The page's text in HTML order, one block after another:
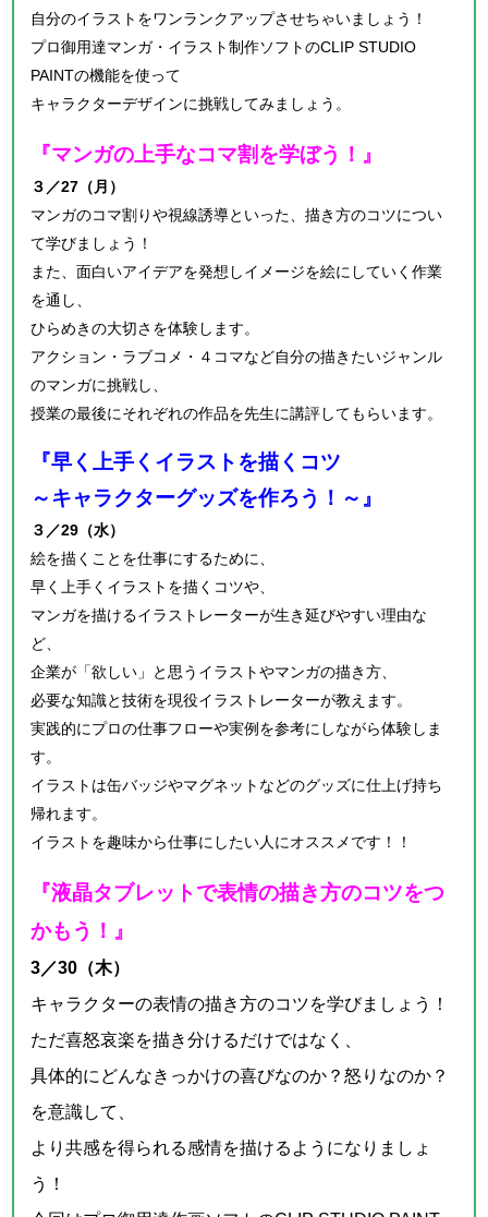
自分のイラストをワンランクアップさせちゃいましょう！
プロ御用達マンガ・イラスト制作ソフトのCLIP STUDIO
PAINTの機能を使って
キャラクターデザインに挑戦してみましょう。
『マンガの上手なコマ割を学ぼう！ 』
３／27（月）
マンガのコマ割りや視線誘導といった、描き方のコツについ
て学びましょう！
また、面白いアイデアを発想しイメージを絵にしていく作業
を通し、
ひらめきの大切さを体験します。
アクション・ラブコメ・４コマなど自分の描きたいジャンル
のマンガに挑戦し、
授業の最後にそれぞれの作品を先生に講評してもらいます。
『早く上手くイラストを描くコツ
～キャラクターグッズを作ろう！～』
３／29（水）
絵を描くことを仕事にするために、
早く上手くイラストを描くコツや、
マンガを描けるイラストレーターが生き延びやすい理由な
ど、
企業が「欲しい」と思うイラストやマンガの描き方、
必要な知識と技術を現役イラストレーターが教えます。
実践的にプロの仕事フローや実例を参考にしながら体験しま
す。
イラストは缶バッジやマグネットなどのグッズに仕上げ持ち
帰れます。
イラストを趣味から仕事にしたい人にオススメです！！
『液晶タブレットで表情の描き方のコツをつ
かもう！ 』
3／30（木）
キャラクターの表情の描き方のコツを学びましょう！
ただ喜怒哀楽を描き分けるだけではなく、
具体的にどんなきっかけの喜びなのか？怒りなのか？
を意識して、
より共感を得られる感情を描けるようになりましょ
う！